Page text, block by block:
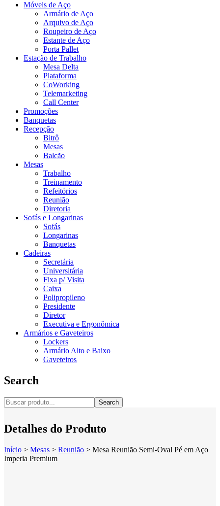
Móveis de Aço
Armário de Aço
Arquivo de Aço
Roupeiro de Aço
Estante de Aço
Porta Pallet
Estação de Trabalho
Mesa Delta
Plataforma
CoWorking
Telemarketing
Call Center
Promoções
Banquetas
Recepção
Bitrô
Mesas
Balcão
Mesas
Trabalho
Treinamento
Refeitórios
Reunião
Diretoria
Sofás e Longarinas
Sofás
Longarinas
Banquetas
Cadeiras
Secretária
Universitária
Fixa p/ Visita
Caixa
Polipropileno
Presidente
Diretor
Executiva e Ergonômica
Armários e Gaveteiros
Lockers
Armário Alto e Baixo
Gaveteiros
Search
Search
Detalhes do Produto
Início > Mesas > Reunião > Mesa Reunião Semi-Oval Pé em Aço
Imperia Premium